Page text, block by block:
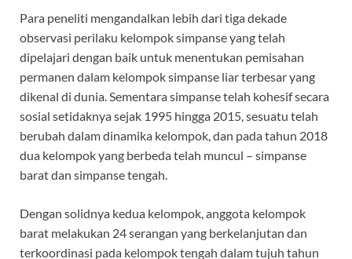
Para peneliti mengandalkan lebih dari tiga dekade
observasi perilaku kelompok simpanse yang telah
dipelajari dengan baik untuk menentukan pemisahan
permanen dalam kelompok simpanse liar terbesar yang
dikenal di dunia. Sementara simpanse telah kohesif secara
sosial setidaknya sejak 1995 hingga 2015, sesuatu telah
berubah dalam dinamika kelompok, dan pada tahun 2018
dua kelompok yang berbeda telah muncul – simpanse
barat dan simpanse tengah.
Dengan solidnya kedua kelompok, anggota kelompok
barat melakukan 24 serangan yang berkelanjutan dan
terkoordinasi pada kelompok tengah dalam tujuh tahun